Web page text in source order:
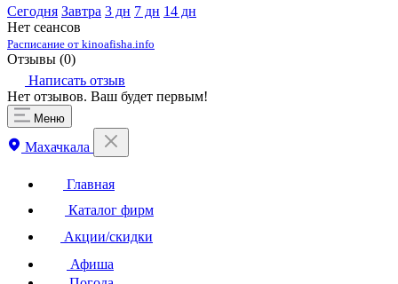
Сегодня Завтра 3 дн 7 дн 14 дн
Нет сеансов
Расписание от kinoafisha.info
Отзывы (0)
Написать отзыв
Нет отзывов. Ваш будет первым!
Меню
Махачкала
Главная
Каталог фирм
Акции/скидки
Афиша